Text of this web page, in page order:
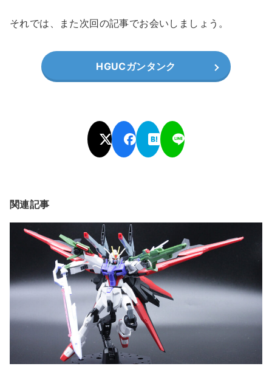
それでは、また次回の記事でお会いしましょう。
HGUCガンタンク
関連記事